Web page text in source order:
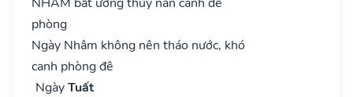
phòng
Ngày Nhâm không nên tháo nước, khó
canh phòng đê
NgàyTuất